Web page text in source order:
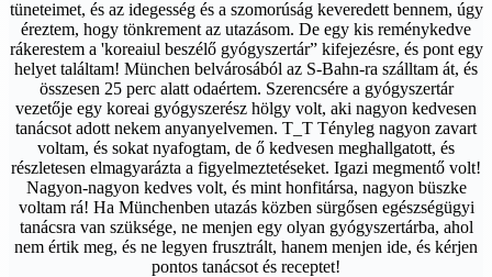
tüneteimet, és az idegesség és a szomorúság keveredett bennem, úgy
éreztem, hogy tönkrement az utazásom. De egy kis reménykedve
rákerestem a 'koreaiul beszélő gyógyszertár” kifejezésre, és pont egy
helyet találtam! München belvárosából az S-Bahn-ra szálltam át, és
összesen 25 perc alatt odaértem. Szerencsére a gyógyszertár
vezetője egy koreai gyógyszerész hölgy volt, aki nagyon kedvesen
tanácsot adott nekem anyanyelvemen. T_T Tényleg nagyon zavart
voltam, és sokat nyafogtam, de ő kedvesen meghallgatott, és
részletesen elmagyarázta a figyelmeztetéseket. Igazi megmentő volt!
Nagyon-nagyon kedves volt, és mint honfitársa, nagyon büszke
voltam rá! Ha Münchenben utazás közben sürgősen egészségügyi
tanácsra van szüksége, ne menjen egy olyan gyógyszertárba, ahol
nem értik meg, és ne legyen frusztrált, hanem menjen ide, és kérjen
pontos tanácsot és receptet!